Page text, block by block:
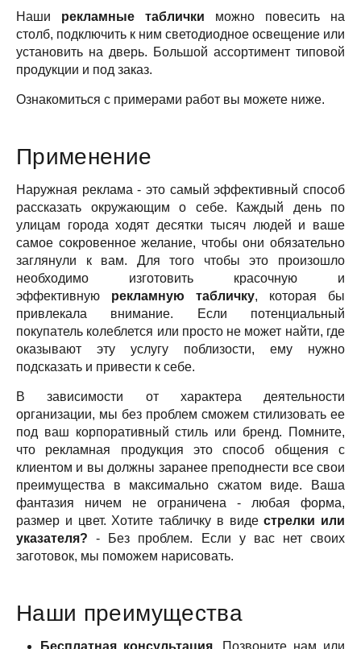
Наши рекламные таблички можно повесить на
столб, подключить к ним светодиодное освещение или
установить на дверь. Большой ассортимент типовой
продукции и под заказ.
Ознакомиться с примерами работ вы можете ниже.
Применение
Наружная реклама - это самый эффективный способ
рассказать окружающим о себе. Каждый день по
улицам города ходят десятки тысяч людей и ваше
самое сокровенное желание, чтобы они обязательно
заглянули к вам. Для того чтобы это произошло
необходимо изготовить красочную и
эффективную рекламную табличку, которая бы
привлекала внимание. Если потенциальный
покупатель колеблется или просто не может найти, где
оказывают эту услугу поблизости, ему нужно
подсказать и привести к себе.
В зависимости от характера деятельности
организации, мы без проблем сможем стилизовать ее
под ваш корпоративный стиль или бренд. Помните,
что рекламная продукция это способ общения с
клиентом и вы должны заранее преподнести все свои
преимущества в максимально сжатом виде. Ваша
фантазия ничем не ограничена - любая форма,
размер и цвет. Хотите табличку в видестрелки или
указателя? - Без проблем. Если у вас нет своих
заготовок, мы поможем нарисовать.
Наши преимущества
Бесплатная консультация. Позвоните нам или